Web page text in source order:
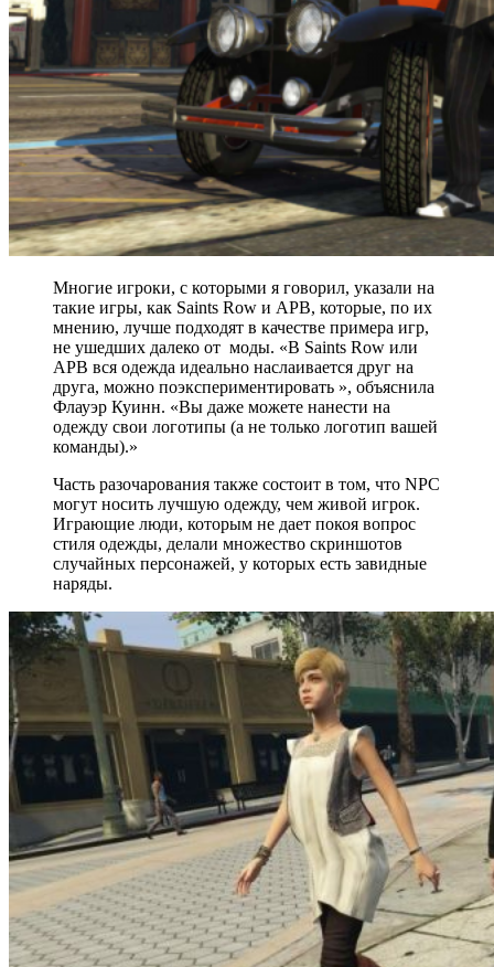
Многие игроки, с которыми я говорил, указали на
такие игры, как Saints Row и APB, которые, по их
мнению, лучше подходят в качестве примера игр,
не ушедших далеко от моды. «В Saints Row или
APB вся одежда идеально наслаивается друг на
друга, можно поэкспериментировать », объяснила
Флауэр Куинн. «Вы даже можете нанести на
одежду свои логотипы (а не только логотип вашей
команды).»
Часть разочарования также состоит в том, что NPC
могут носить лучшую одежду, чем живой игрок.
Играющие люди, которым не дает покоя вопрос
стиля одежды, делали множество скриншотов
случайных персонажей, у которых есть завидные
наряды.